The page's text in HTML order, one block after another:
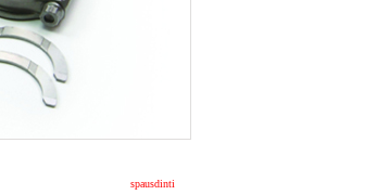
spausdinti